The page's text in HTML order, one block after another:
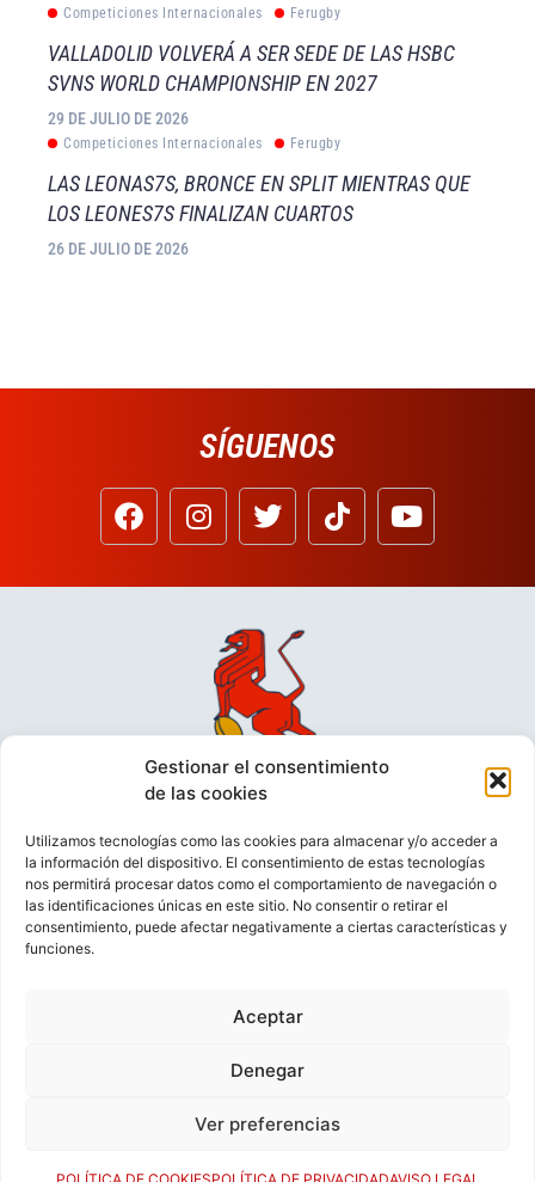
Gestionar el consentimiento
de las cookies
Utilizamos tecnologías como las cookies para almacenar y/o acceder a
la información del dispositivo. El consentimiento de estas tecnologías
nos permitirá procesar datos como el comportamiento de navegación o
las identificaciones únicas en este sitio. No consentir o retirar el
consentimiento, puede afectar negativamente a ciertas características y
funciones.
Aceptar
Denegar
Ver preferencias
Competiciones Internacionales Ferugby
VALLADOLID VOLVERÁ A SER SEDE DE LAS HSBC
SVNS WORLD CHAMPIONSHIP EN 2027
29 DE JULIO DE 2026
Competiciones Internacionales Ferugby
LAS LEONAS7S, BRONCE EN SPLIT MIENTRAS QUE
LOS LEONES7S FINALIZAN CUARTOS
26 DE JULIO DE 2026
SÍGUENOS
VIDEOCONFERENCIAS
POLÍTICA DE PRIVACIDAD
CONTACTO
© FEDERACIÓN ESPAÑOLA DE RUGBY 2023.